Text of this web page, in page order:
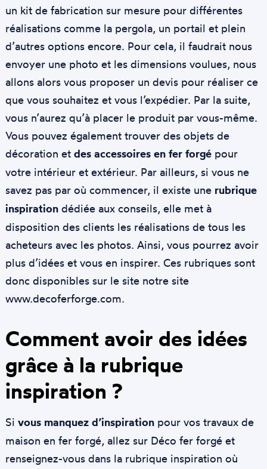
un kit de fabrication sur mesure pour différentes
réalisations comme la pergola, un portail et plein
d’autres options encore. Pour cela, il faudrait nous
envoyer une photo et les dimensions voulues, nous
allons alors vous proposer un devis pour réaliser ce
que vous souhaitez et vous l’expédier. Par la suite,
vous n’aurez qu’à placer le produit par vous-même.
Vous pouvez également trouver des objets de
décoration et des accessoires en fer forgé pour
votre intérieur et extérieur. Par ailleurs, si vous ne
savez pas par où commencer, il existe une rubrique
inspirationdédiée aux conseils, elle met à
disposition des clients les réalisations de tous les
acheteurs avec les photos. Ainsi, vous pourrez avoir
plus d’idées et vous en inspirer. Ces rubriques sont
donc disponibles sur le site notre site
www.decoferforge.com.
Comment avoir des idées
grâce à la rubrique
inspiration ?
Si vous manquez d’inspirationpour vos travaux de
maison en fer forgé, allez sur Déco fer forgé et
renseignez-vous dans la rubrique inspiration où